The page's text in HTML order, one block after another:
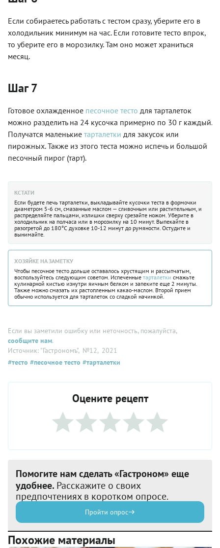
Если собираетесь работать с тестом сразу, уберите его в
холодильник минимум на час. Если готовите тесто впрок,
то уберите его в морозилку. Там оно может храниться
месяц.
Шаг 7
Готовое охлажденное песочное тесто для тарталеток
можно разделить на 24 кусочка примерно по 30 г каждый.
Получатся маленькие тарталетки для закусок или
пирожных. Также из этого теста можно испечь и большой
песочный пирог (тарт).
КСТАТИ
Если будете печь тарталетки, выкладывайте кусочки теста в формочки
диаметром 5-6 см, смазанные маслом — сливочным или растительным, и
распределяйте пальцами, излишки сверху срезайте ножом. Уберите в
холодильник на полчаса или в морозилку на 10 минут. Выпекайте в
разогретой до 180°С духовке 10-12 минут до румяности. Остудите и
вынимайте.
ХОЗЯЙКЕ НА ЗАМЕТКУ
Чтобы песочное тесто дольше оставалось хрустящим и рассыпчатым,
воспользуйтесь следующим советом. Испеченные тарталетки смажьте
кулинарной кистью изнутри яичным белком и запеките еще 2 минуты.
Также можно смазать их растопленным какао-маслом. Второй прием
обычно используется для тарталеток со сладкой начинкой.
Если вы заметили ошибку или неточность, пожалуйста,
сообщите нам.
Источник: "Гастрономъ", №12, 2021
#тесто #песочное тесто #тарталетки
Оцените рецепт
Помогите нам сделать «Гастроном» еще
удобнее. Расскажите о своих
предпочтениях в коротком опросе.
Пройти опрос
Похожие материалы